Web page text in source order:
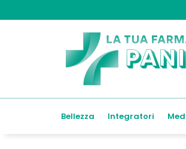
Bellezza Integratori